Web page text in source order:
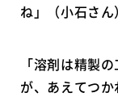
ね」（小石さん）
「溶剤は精製
が、あえてつ